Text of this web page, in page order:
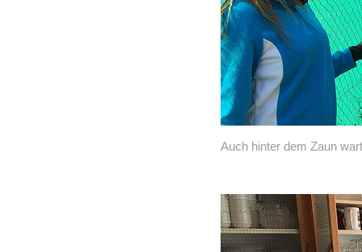
Auch hinter dem Zaun